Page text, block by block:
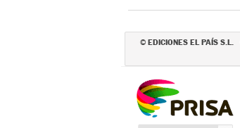
© EDICIONES EL PAÍS S.L.